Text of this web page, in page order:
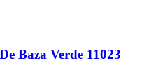
Baza Verde 11023